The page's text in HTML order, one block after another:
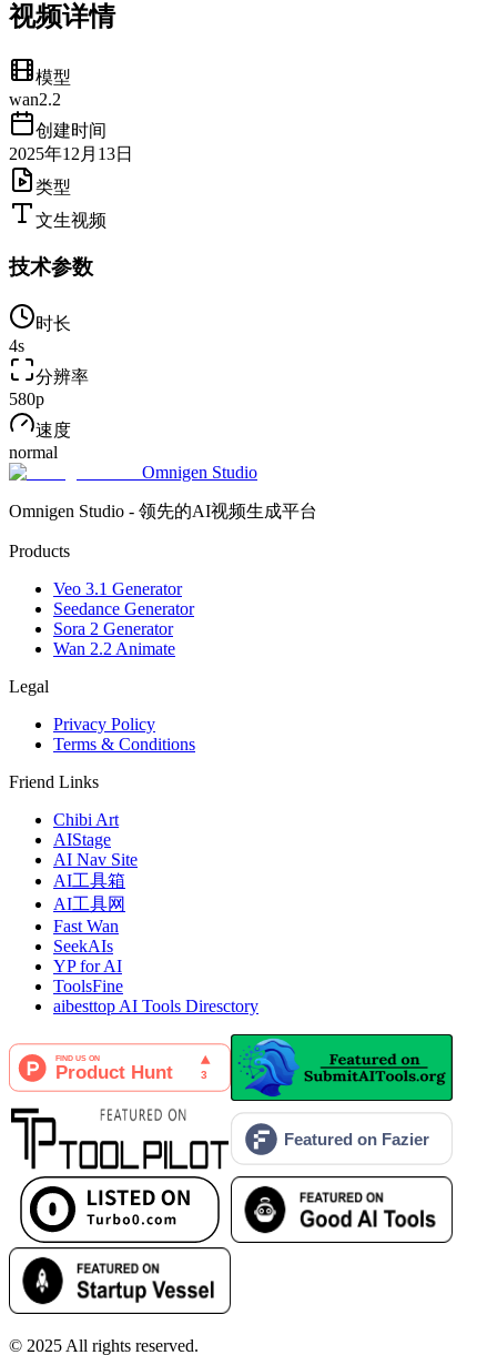
视频详情
模型
wan2.2
创建时间
2025年12月13日
类型
文生视频
技术参数
时长
4s
分辨率
580p
速度
normal
Omnigen Studio
Omnigen Studio - 领先的AI视频生成平台
Products
Veo 3.1 Generator
Seedance Generator
Sora 2 Generator
Wan 2.2 Animate
Legal
Privacy Policy
Terms & Conditions
Friend Links
Chibi Art
AIStage
AI Nav Site
AI工具箱
AI工具网
Fast Wan
SeekAIs
YP for AI
ToolsFine
aibesttop AI Tools Diresctory
© 2025 All rights reserved.